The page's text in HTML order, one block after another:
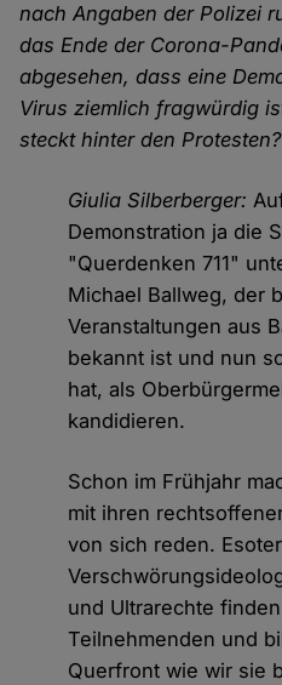
nach Angaben der Polizei
das Ende der Corona-
abgesehen, dass eine
Virus ziemlich fragwürdig
steckt hinter den Protesten?
Giulia Silberberger:
Demonstration ja die
"Querdenken 711"
Michael Ballweg, der
Veranstaltungen aus
bekannt ist und nun
hat, als
kandidieren.
Schon im Frühjahr
mit ihren
von sich reden.
und Ultrarechte
Teilnehmenden und
Querfront wie wir sie